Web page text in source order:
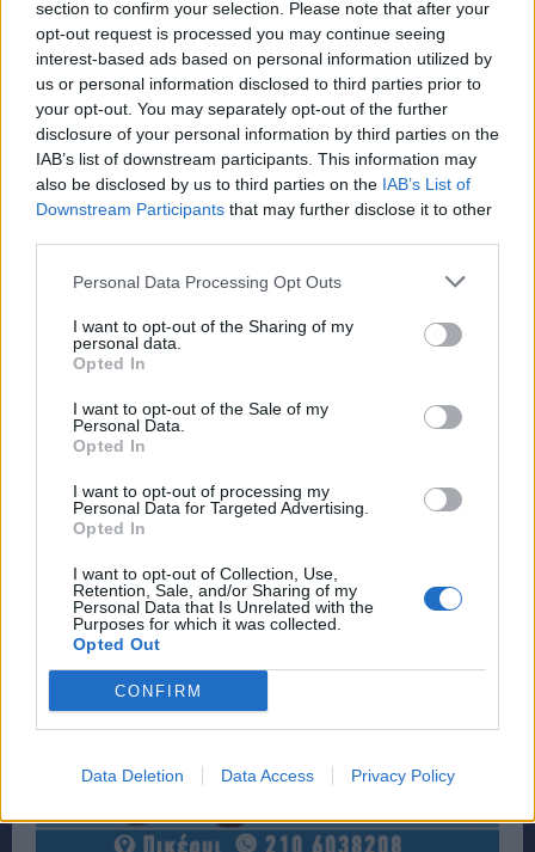
section to confirm your selection. Please note that after your
opt-out request is processed you may continue seeing
interest-based ads based on personal information utilized by
us or personal information disclosed to third parties prior to
your opt-out. You may separately opt-out of the further
disclosure of your personal information by third parties on the
IAB’s list of downstream participants. This information may
also be disclosed by us to third parties on the IAB’s List of
Downstream Participants that may further disclose it to other
Personal Data Processing Opt Outs
I want to opt-out of the Sharing of my
personal data.
Opted In
I want to opt-out of the Sale of my
Personal Data.
Opted In
I want to opt-out of processing my
Personal Data for Targeted Advertising.
Opted In
I want to opt-out of Collection, Use,
Retention, Sale, and/or Sharing of my
Personal Data that Is Unrelated with the
Purposes for which it was collected.
Opted Out
CONFIRM
Data Deletion Data Access Privacy Policy